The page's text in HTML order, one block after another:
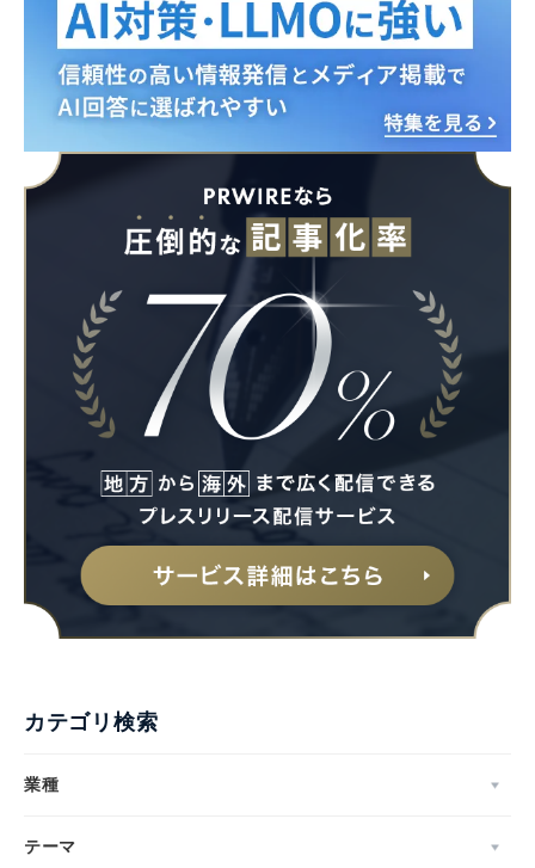
カテゴリ検索
業種
テーマ